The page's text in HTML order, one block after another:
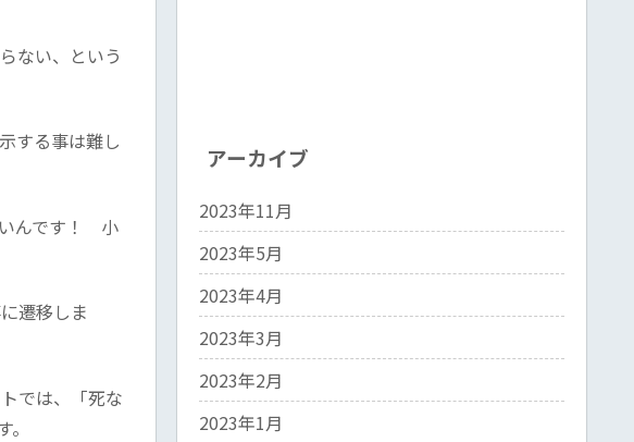
ない、という
する事は難し
いんです！ 小
遷移しま
では、「死な
アーカイブ
2023年11月
2023年5月
2023年4月
2023年3月
2023年2月
2023年1月